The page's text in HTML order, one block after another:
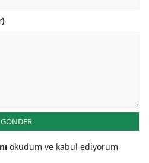
GÖNDER
okudum ve kabul ediyorum